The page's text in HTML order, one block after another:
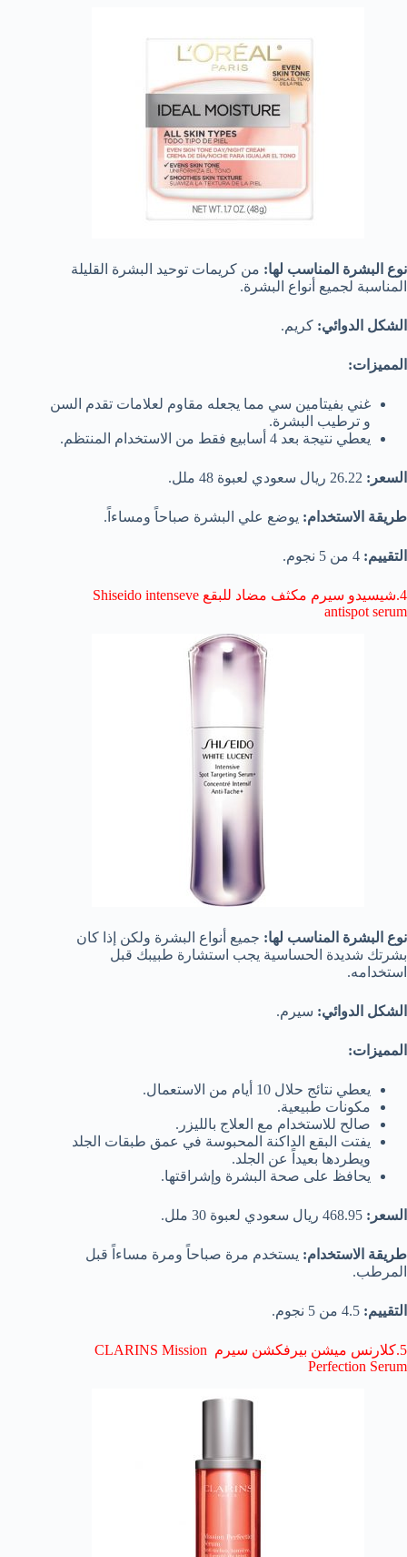
نوع البشرة المناسب لها: من كريمات توحيد البشرة القليلة
المناسبة لجميع أنواع البشرة.
الشكل الدوائي: كريم.
المميزات:
غني بفيتامين سي مما يجعله مقاوم لعلامات تقدم السن
و ترطيب البشرة.
يعطي نتيجة بعد 4 أسابيع فقط من الاستخدام المنتظم.
السعر:
طريقة الاستخدام: يوضع علي البشرة صباحاً ومساءاً.
التقييم:
4.شيسيدو سيرم مكثف مضاد للبقع Shiseido intenseve
antispot serum
نوع البشرة المناسب لها: جميع أنواع البشرة ولكن إذا كان
بشرتك شديدة الحساسية يجب استشارة طبيبك قبل
استخدامه.
الشكل الدوائي: سيرم.
المميزات:
يعطي نتائج حلال 10 أيام من الاستعمال.
مكونات طبيعية.
صالح للاستخدام مع العلاج بالليزر.
يفتت البقع الداكنة المحبوسة في عمق طبقات الجلد
ويطردها بعيداً عن الجلد.
يحافظ على صحة البشرة وإشراقتها.
السعر:
طريقة الاستخدام: يستخدم مرة صباحاً ومرة مساءاً قبل
المرطب.
التقييم:
5.كلارنس ميشن بيرفكشن سيرم CLARINS Mission
Perfection Serum